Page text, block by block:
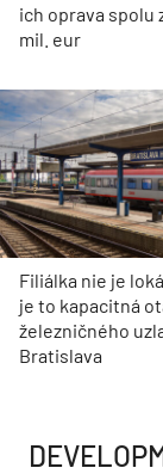
ich oprava spolu
mil. eur
Filiálka nie je
je to kapacitná
železničného
Bratislava